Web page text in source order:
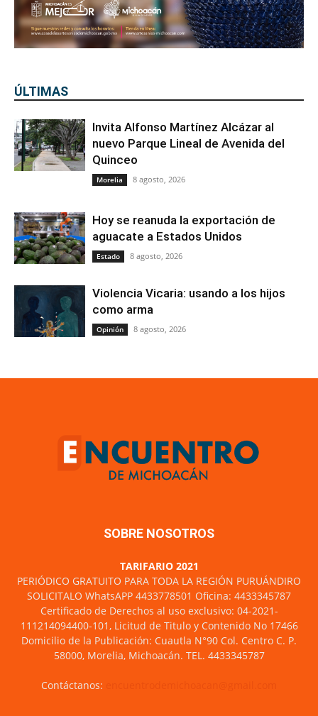
ÚLTIMAS
Invita Alfonso Martínez Alcázar al
nuevo Parque Lineal de Avenida del
Quinceo
Morelia 8 agosto, 2026
Hoy se reanuda la exportación de
aguacate a Estados Unidos
Estado 8 agosto, 2026
Violencia Vicaria: usando a los hijos
como arma
Opinión 8 agosto, 2026
SOBRE NOSOTROS
TARIFARIO 2021
PERIÓDICO GRATUITO PARA TODA LA REGIÓN PURUÁNDIRO
SOLICITALO WhatsAPP 4433778501 Oficina: 4433345787
Certificado de Derechos al uso exclusivo: 04-2021-
111214094400-101, Licitud de Titulo y Contenido No 17466
Domicilio de la Publicación: Cuautla N°90 Col. Centro C. P.
58000, Morelia, Michoacán. TEL. 4433345787
Contáctanos: